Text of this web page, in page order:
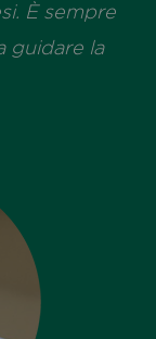
È sempre
guidare la